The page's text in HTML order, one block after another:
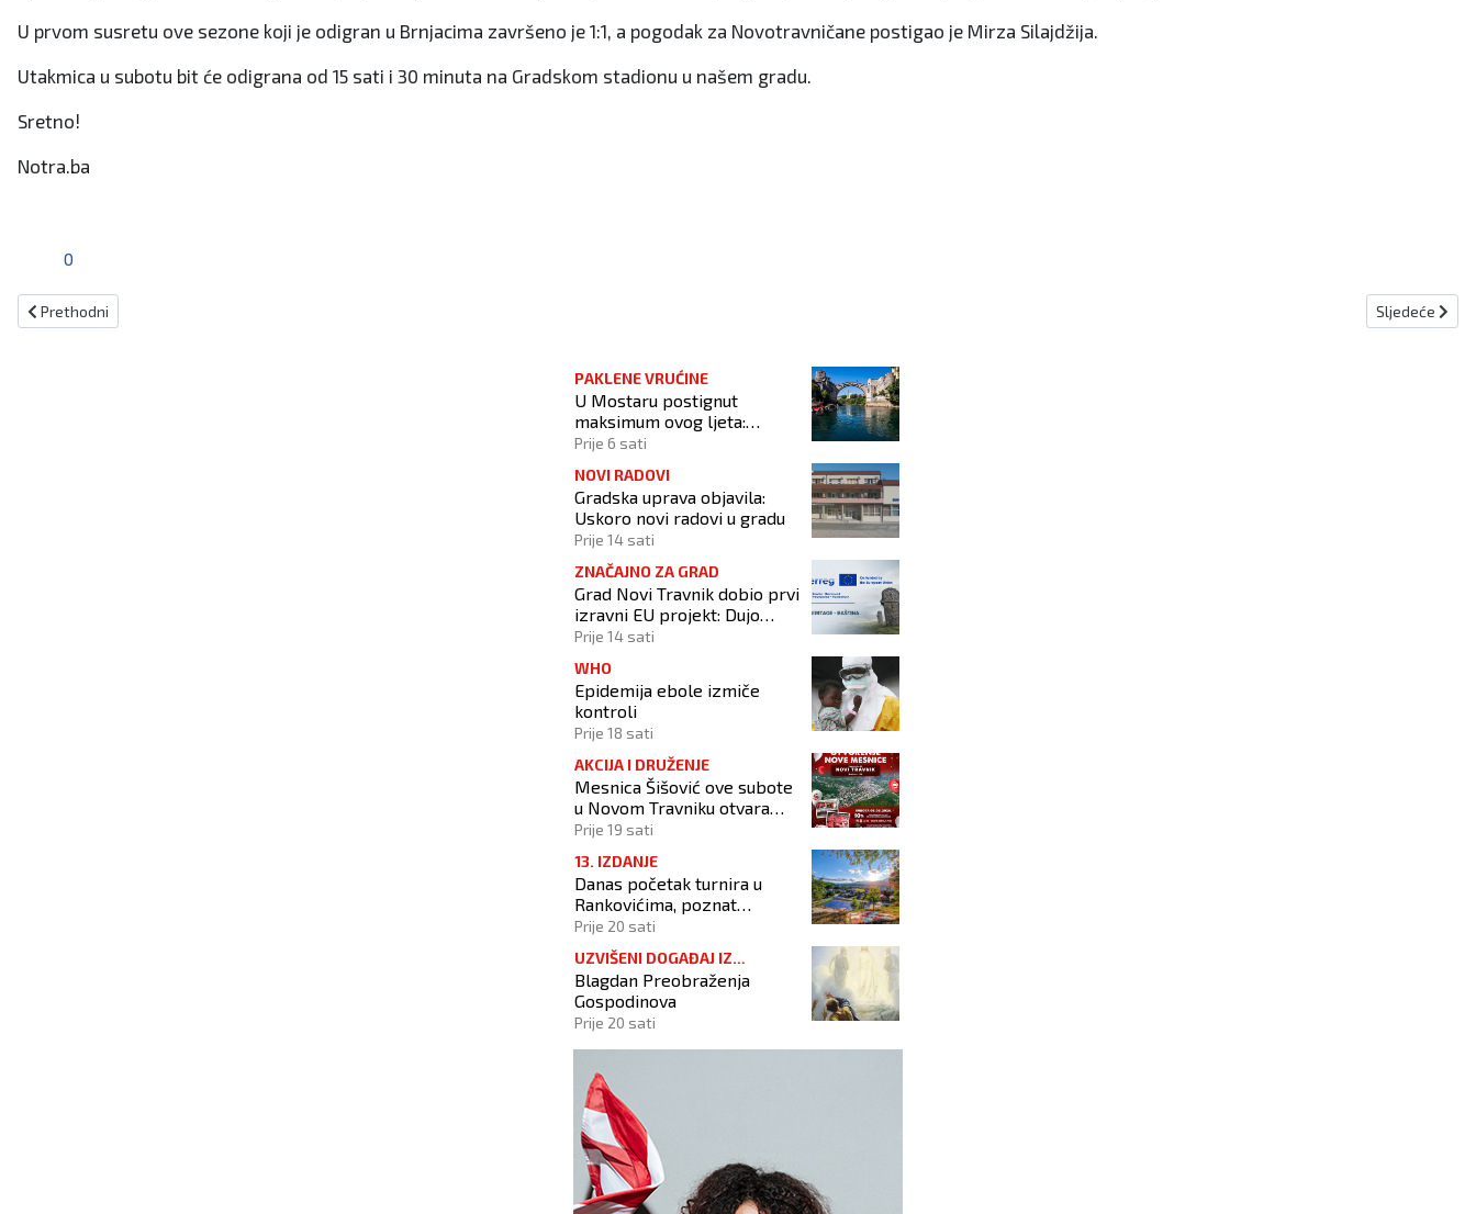
U prvom susretu ove sezone koji je odigran u Brnjacima završeno je 1:1, a pogodak za Novotravničane postigao je Mirza Silajdžija.
Utakmica u subotu bit će odigrana od 15 sati i 30 minuta na Gradskom stadionu u našem gradu.
Sretno!
Notra.ba
0
Prethodni članak: Džumhur u četvrtfinalu ATP Challengera u Zadru
Prethodni Sljedeći
Sljedeće
PAKLENE VRUĆINE
U Mostaru postignut
maksimum ovog ljeta:
Izmjerena temperatura od
Prije 6 sati
NOVI RADOVI
Gradska uprava objavila:
Uskoro novi radovi u gradu
Prije 14 sati
ZNAČAJNO ZA GRAD
Grad Novi Travnik dobio prvi
izravni EU projekt: Dujo
potpisao ugovor
Prije 14 sati
WHO
Epidemija ebole izmiče
kontroli
Prije 18 sati
AKCIJA I DRUŽENJE
Mesnica Šišović ove subote
u Novom Travniku otvara
poslovnicu!
Prije 19 sati
13. IZDANJE
Danas početak turnira u
Rankovićima, poznat
raspored prvog dana
Prije 20 sati
UZVIŠENI DOGAĐAJ IZ
KRISTOVA ŽIVOTA
Blagdan Preobraženja
Gospodinova
Prije 20 sati